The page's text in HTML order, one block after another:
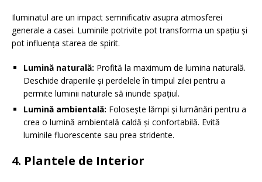
Iluminatul are un impact semnificativ asupra atmosferei
generale a casei. Luminile potrivite pot transforma un spațiu și
pot influența starea de spirit.
Lumină naturală: Profită la maximum de lumina naturală.
Deschide draperiile și perdelele în timpul zilei pentru a
permite luminii naturale să inunde spațiul.
Lumină ambientală: Folosește lămpi și lumânări pentru a
crea o lumină ambientală caldă și confortabilă. Evită
luminile fluorescente sau prea stridente.
4. Plantele de Interior